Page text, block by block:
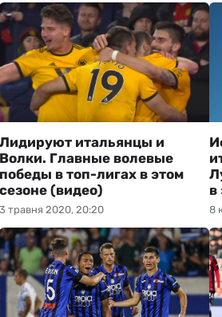
3 травня 2020, 20:20
Лидируют итальянцы и
Волки. Главные волевые
победы в топ-лигах в этом
сезоне (видео)
8
в